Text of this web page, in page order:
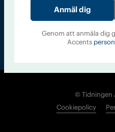
© Tidningen
Cookiepolicy
Genom att anmäla dig
Accents